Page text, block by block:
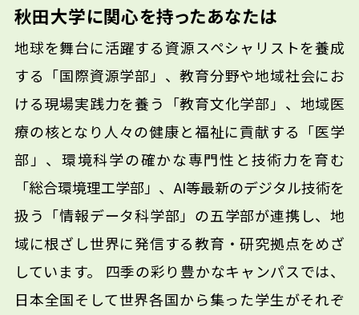
秋田大学に関心を持ったあなたは
地球を舞台に活躍する資源スペシャリストを養成
する「国際資源学部」、教育分野や地域社会にお
ける現場実践力を養う「教育文化学部」、地域医
療の核となり人々の健康と福祉に貢献する「医学
部」、環境科学の確かな専門性と技術力を育む
「総合環境理工学部」、AI等最新のデジタル技術を
扱う「情報データ科学部」の五学部が連携し、地
域に根ざし世界に発信する教育・研究拠点をめざ
しています。 四季の彩り豊かなキャンパスでは、
日本全国そして世界各国から集った学生がそれぞ